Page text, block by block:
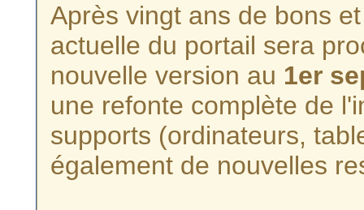
Après vingt ans de bons
actuelle du portail sera
nouvelle version au 1er
une refonte complète de
supports (ordinateurs,
également de nouvelles